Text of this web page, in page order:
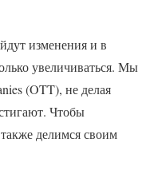
изменения и в
увеличиваться. Мы
(OTT), не делая
Чтобы
делимся своим